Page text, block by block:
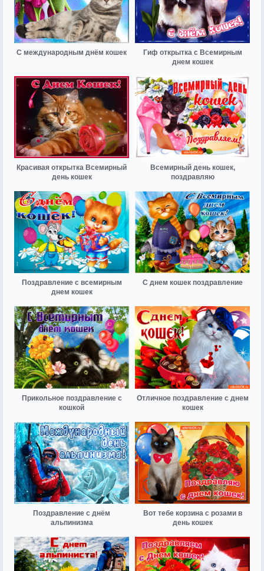
С международным днём кошек
Гиф открытка с Всемирным
днем кошек
Красивая открытка Всемирный
день кошек
Всемирный день кошек,
поздравляю
Поздравление с всемирным
днем кошек
С днем кошек поздравление
Прикольное поздравление с
кошкой
Отличное поздравление с днем
кошек
Поздравление с днём
альпинизма
Вот тебе корзина с розами в
день кошек